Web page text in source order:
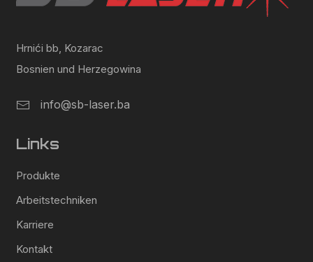
Hrnići bb, Kozarac
Bosnien und Herzegowina
info@sb-laser.ba
Links
Produkte
Arbeitstechniken
Karriere
Kontakt